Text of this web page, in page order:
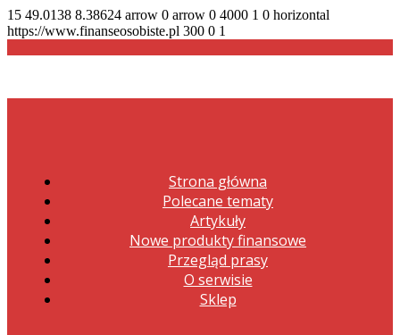
15 49.0138 8.38624 arrow 0 arrow 0 4000 1 0 horizontal
https://www.finanseosobiste.pl 300 0 1
Strona główna
Polecane tematy
Artykuły
Nowe produkty finansowe
Przegląd prasy
O serwisie
Sklep